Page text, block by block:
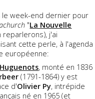
le week-end dernier pour
"La Nouvelle
reparlerons), j'ai
cette perle, à l'agenda
européenne:
, monté en 1836
(1791-1864) y est
d'Olivier Py, intrépide
né en 1965 (et